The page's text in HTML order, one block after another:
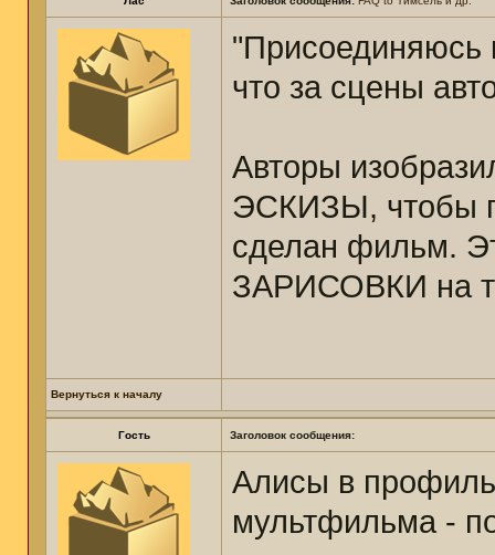
"Присоединяюсь
что за сцены
Авторы
ЭСКИЗЫ, чтобы
сделан фильм.
ЗАРИСОВКИ на
Вернуться к началу
Гость Заголовок сообщения:
Алисы в профиль
мультфильма -